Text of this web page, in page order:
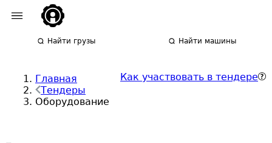
Найти грузы Найти машины
Главная
Тендеры
Оборудование
Как участвовать в тендере